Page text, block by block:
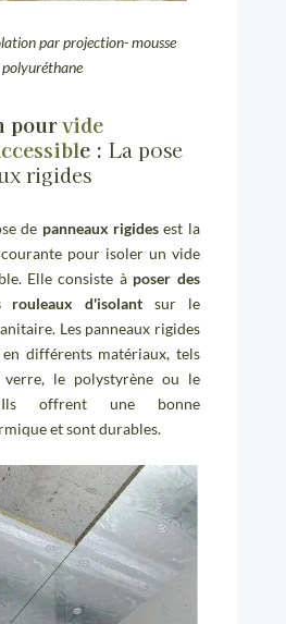
par projection- mousse
polyuréthane
pourvide
e :La pose
rigides
de panneaux rigidesest la
pour isoler un vide
Elle consiste à poser des
rouleaux d'isolant sur le
Les panneaux rigides
différents matériaux, tels
le polystyrène ou le
Ils offrent une bonne
et sont durables.